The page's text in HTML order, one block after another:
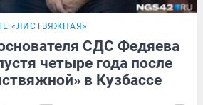
«ЛИСТВЯЖНАЯ»
СДС Федяева
четыре года после
в Кузбассе